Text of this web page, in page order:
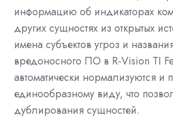
информацию об индикаторах
других сущностях из открытых
имена субъектов угроз и
вредоносного ПО в R-Vision TI
автоматически нормализуются и
единообразному виду, что
дублирования сущностей.